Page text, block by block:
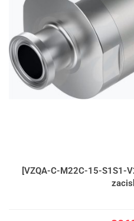
[VZQA-C-M22C-15-S1S1-